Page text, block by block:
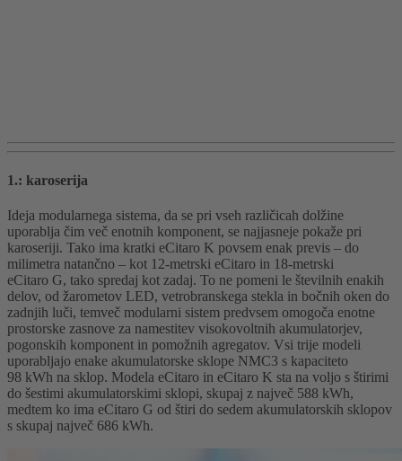
1.: karoserija
Ideja modularnega sistema, da se pri vseh različicah dolžine
uporablja čim več enotnih komponent, se najjasneje pokaže pri
karoseriji. Tako ima kratki eCitaro K povsem enak previs – do
milimetra natančno – kot 12-metrski eCitaro in 18-metrski
eCitaro G, tako spredaj kot zadaj. To ne pomeni le številnih enakih
delov, od žarometov LED, vetrobranskega stekla in bočnih oken do
zadnjih luči, temveč modularni sistem predvsem omogoča enotne
prostorske zasnove za namestitev visokovoltnih akumulatorjev,
pogonskih komponent in pomožnih agregatov. Vsi trije modeli
uporabljajo enake akumulatorske sklope NMC3 s kapaciteto
98 kWh na sklop. Modela eCitaro in eCitaro K sta na voljo s štirimi
do šestimi akumulatorskimi sklopi, skupaj z največ 588 kWh,
medtem ko ima eCitaro G od štiri do sedem akumulatorskih sklopov
s skupaj največ 686 kWh.